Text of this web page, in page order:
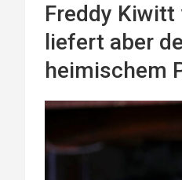
Freddy
liefert aber
heimischem